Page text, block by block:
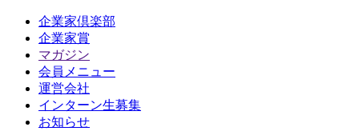
企業家倶楽部
企業家賞
マガジン
会員メニュー
運営会社
インターン生募集
お知らせ